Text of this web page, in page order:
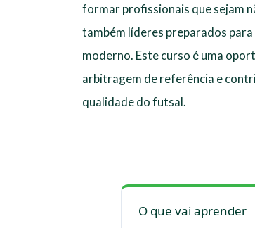
formar profissionais que sejam
também líderes preparados
moderno. Este curso é uma
arbitragem de referência e
qualidade do futsal.
O que vai aprender